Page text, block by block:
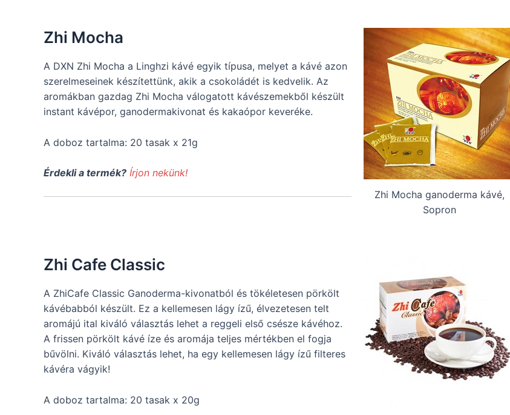
Zhi Mocha ganoderma kávé,
Sopron
Zhi Mocha
A DXN Zhi Mocha a Linghzi kávé egyik típusa, melyet a kávé azon
szerelmeseinek készítettünk, akik a csokoládét is kedvelik. Az
aromákban gazdag Zhi Mocha válogatott kávészemekből készült
instant kávépor, ganodermakivonat és kakaópor keveréke.
A doboz tartalma: 20 tasak x 21g
Érdekli a termék? Írjon nekünk!
Zhi Cafe Classic
A ZhiCafe Classic Ganoderma-kivonatból és tökéletesen pörkölt
kávébabból készült. Ez a kellemesen lágy ízű, élvezetesen telt
aromájú ital kiváló választás lehet a reggeli első csésze kávéhoz.
A frissen pörkölt kávé íze és aromája teljes mértékben el fogja
bűvölni. Kiváló választás lehet, ha egy kellemesen lágy ízű filteres
kávéra vágyik!
A doboz tartalma: 20 tasak x 20g